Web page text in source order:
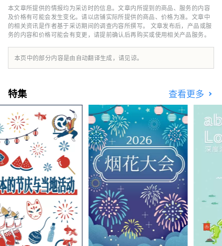
巴栗子、丹巴黑豆，夏季水果则有沙丘瓜，因
此，这里一年四季都能品尝到美食。 如果我能
够分享一些信息，让人们可以多次游览广袤的近
畿北部地区，并享受火车旅行的乐趣，我将感到
非常高兴。
本文章所提供的情报均为采访时的信息。文章内所提到的商品、服务的内容
及价格有可能会发生变化。请以店铺实际所提供的商品、价格为准。文章中
的相关资讯是作者基于采访期间的调查内容所撰写。 文章发布后，产品或服
务的内容和价格可能会有变更，请提前确认后再购买或使用相关产品服务。
本页中的部分内容是由自动翻译生成，请见谅。
特集 查看更多